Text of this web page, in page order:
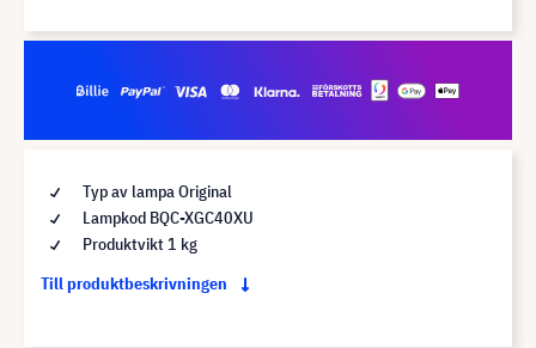
Typ av lampa Original
Lampkod BQC-XGC40XU
Produktvikt 1 kg
Till produktbeskrivningen